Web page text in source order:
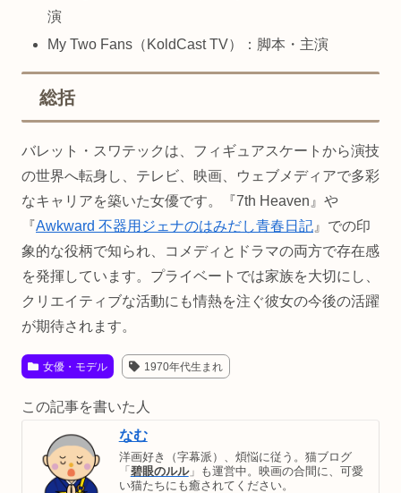
演
My Two Fans（KoldCast TV）：脚本・主演
総括
バレット・スワテックは、フィギュアスケートから演技
の世界へ転身し、テレビ、映画、ウェブメディアで多彩
なキャリアを築いた女優です。『7th Heaven』や
『Awkward 不器用ジェナのはみだし青春日記 』での印
象的な役柄で知られ、コメディとドラマの両方で存在感
を発揮しています。プライベートでは家族を大切にし、
クリエイティブな活動にも情熱を注ぐ彼女の今後の活躍
が期待されます。
女優・モデル 1970年代生まれ
この記事を書いた人
なむ
洋画好き（字幕派）、煩悩に従う。猫ブログ
「 碧眼のルル」も運営中。映画の合間に、可愛
い猫たちにも癒されてください。